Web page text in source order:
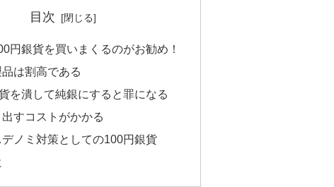
目次
円銀貨を買いまくるのがお勧め！
は割高である
を潰して純銀にすると罪になる
すコストがかかる
ノミ対策としての100円銀貨